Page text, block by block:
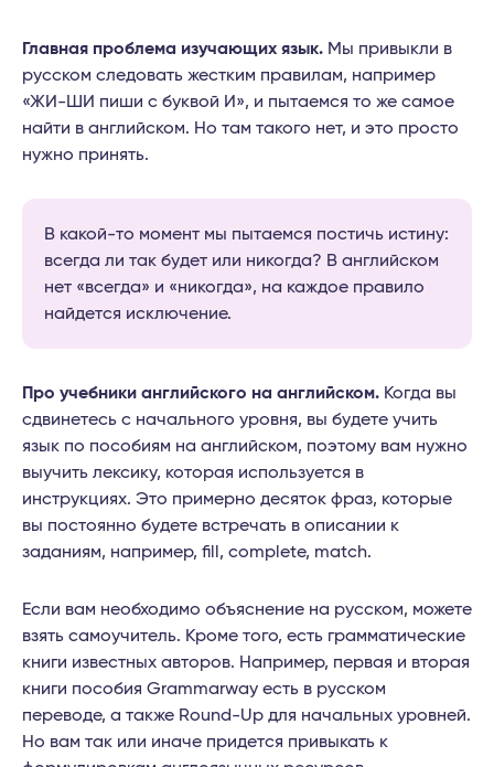
Главная проблема изучающих язык. Мы привыкли в
русском следовать жестким правилам, например
«ЖИ-ШИ пиши с буквой И», и пытаемся то же самое
найти в английском. Но там такого нет, и это просто
нужно принять.
В какой-то момент мы пытаемся постичь истину:
всегда ли так будет или никогда? В английском
нет «всегда» и «никогда», на каждое правило
найдется исключение.
Про учебники английского на английском. Когда вы
сдвинетесь с начального уровня, вы будете учить
язык по пособиям на английском, поэтому вам нужно
выучить лексику, которая используется в
инструкциях. Это примерно десяток фраз, которые
вы постоянно будете встречать в описании к
заданиям, например, fill, complete, match.
Если вам необходимо объяснение на русском, можете
взять самоучитель. Кроме того, есть грамматические
книги известных авторов. Например, первая и вторая
книги пособия Grammarway есть в русском
переводе, а также Round-Up для начальных уровней.
Но вам так или иначе придется привыкать к